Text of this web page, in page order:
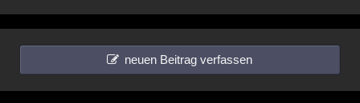
neuen Beitrag verfassen